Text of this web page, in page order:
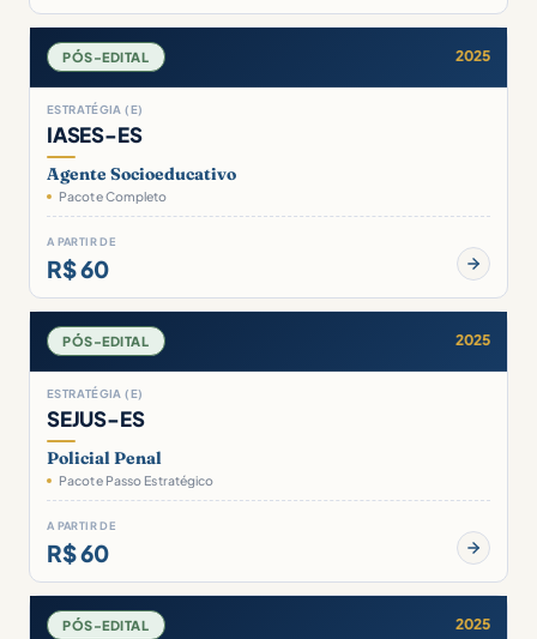
PÓS-EDITAL 2025
ESTRATÉGIA (E)
IASES-ES
Agente Socioeducativo
Pacote Completo
A PARTIR DE
R$ 60
PÓS-EDITAL 2025
ESTRATÉGIA (E)
SEJUS-ES
Policial Penal
Pacote Passo Estratégico
A PARTIR DE
R$ 60
PÓS-EDITAL 2025